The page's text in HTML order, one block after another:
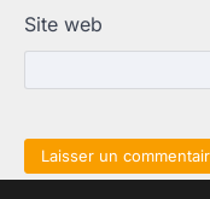
Site web